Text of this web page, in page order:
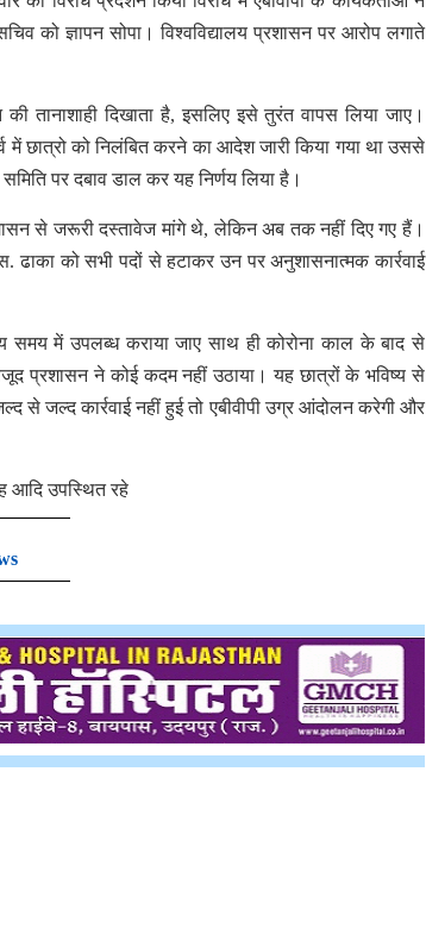
को ज्ञापन सोपा। विश्वविद्यालय प्रशासन पर आरोप लगाते
तानाशाही दिखाता है, इसलिए इसे तुरंत वापस लिया जाए।
में छात्रो को निलंबित करने का आदेश जारी किया गया था उससे
पर दबाव डाल कर यह निर्णय लिया है।
से जरूरी दस्तावेज मांगे थे, लेकिन अब तक नहीं दिए गए हैं।
को सभी पदों से हटाकर उन पर अनुशासनात्मक कार्रवाई
समय में उपलब्ध कराया जाए साथ ही कोरोना काल के बाद से
प्रशासन ने कोई कदम नहीं उठाया। यह छात्रों के भविष्य से
से जल्द कार्रवाई नहीं हुई तो एबीवीपी उग्र आंदोलन करेगी और
आदि उपस्थित रहे